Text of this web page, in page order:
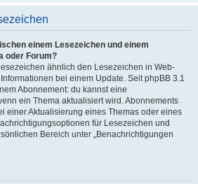
einem Lesezeichen und einem
oder Forum?
ähnlich den Lesezeichen in Web-
bei einem Update. Seit phpBB 3.1
Abonnement: du kannst eine
ein Thema aktualisiert wird. Abonnements
einer Aktualisierung eines Themas oder eines
für Lesezeichen und
Bereich unter „Benachrichtigungen